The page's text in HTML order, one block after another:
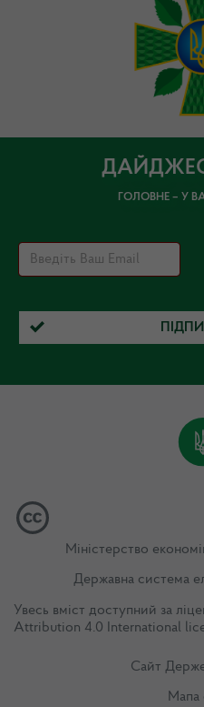
ГОЛОВНЕ – У
Міністерство
Державна система
Увесь вміст доступний за
Attribution 4.0 International
Сайт
Мапа